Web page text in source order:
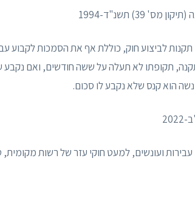
39) תשנ"ד-1994
לביצוע חוק, כוללת אף את הסמכות לקבוע
תקופתו לא תעלה על ששה חודשים, ואם נקבע
הוא קנס שלא נקבע לו סכום.
ועונשים, למעט חוקי עזר של רשות